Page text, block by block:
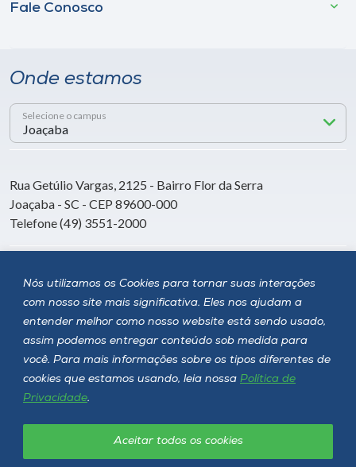
Nós utilizamos os Cookies para tornar suas interações
com nosso site mais significativa. Eles nos ajudam a
entender melhor como nosso website está sendo usado,
assim podemos entregar conteúdo sob medida para
você. Para mais informações sobre os tipos diferentes de
cookies que estamos usando, leia nossa Política de
Privacidade.
Aceitar todos os cookies
Fale Conosco
Onde estamos
Selecione o campus
Rua Getúlio Vargas, 2125 - Bairro Flor da Serra
Joaçaba - SC - CEP 89600-000
Telefone (49) 3551-2000
Siga a Unoesc
Política de privacidade LGPD